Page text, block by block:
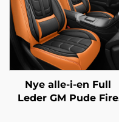
Nye alle-i-en Full
Leder GM Pude Fire